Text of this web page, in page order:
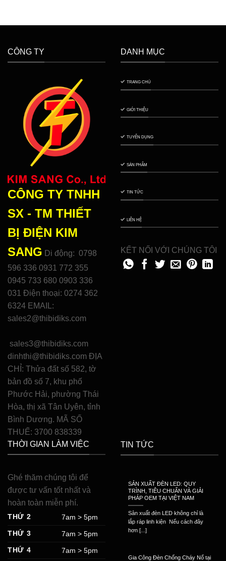
CÔNG TY
CÔNG TY TNHH
SX - TM THIẾT
BỊ ĐIỆN KIM
SANG Di động: 0798
596 336 0931 772 355
0945 733 680 0903 336
031 Điện thoại: 0274 362
6324 EMAIL:
sales2@thibidiks.com
sales3@thibidiks.com
dinhthi@thibidiks.com ĐỊA
CHỈ: Thửa đất số 582, tờ
bản đồ số 7, khu phố
Phước Hải, phường Thái
Hòa, thị xã Tân Uyên, tỉnh
Bình Dương. MÃ SỐ
THUẾ: 3700 838339
DANH MỤC
TRANG CHỦ
GIỚI THIỆU
TUYỂN DỤNG
SẢN PHẨM
TIN TỨC
LIÊN HỆ
KẾT NỐI VỚI CHÚNG TÔI
THỜI GIAN LÀM VIỆC
Ghé thăm chúng tôi để
được tư vấn tốt nhất và
hoàn toàn miễn phí.
THỨ 2
7am > 5pm
THỨ 3
7am > 5pm
THỨ 4
7am > 5pm
TIN TỨC
SẢN XUẤT ĐÈN LED: QUY
TRÌNH, TIÊU CHUẨN VÀ GIẢI
PHÁP OEM TẠI VIỆT NAM
Sản xuất đèn LED không chỉ là
lắp ráp linh kiện Nếu cách đây
hơn [...]
Gia Công Đèn Chống Cháy Nổ tại